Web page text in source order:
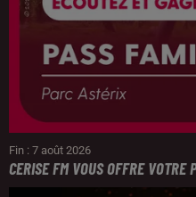
Fin : 7 août 2026
CERISE FM VOUS OFFRE